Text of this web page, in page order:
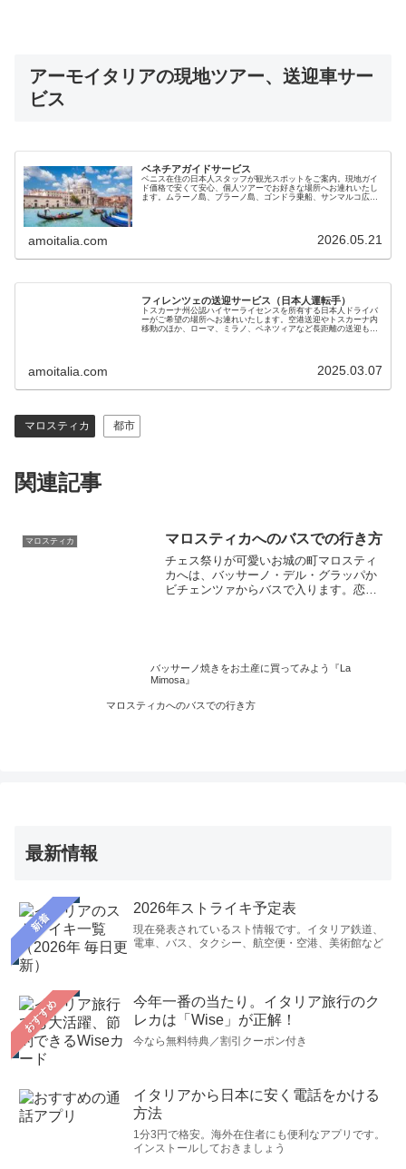
アーモイタリアの現地ツアー、送迎車サー
ビス
ベネチアガイドサービス
ベニス在住の日本人スタッフが観光スポットをご案内。現地ガイ
ド価格で安くて安心、個人ツアーでお好きな場所へお連れいたし
ます。ムラーノ島、ブラーノ島、ゴンドラ乗船、サンマルコ広
amoitalia.com 2026.05.21
フィレンツェの送迎サービス（日本人運転手）
トスカーナ州公認ハイヤーライセンスを所有する日本人ドライバ
ーがご希望の場所へお連れいたします。空港送迎やトスカーナ内
移動のほか、ローマ、ミラノ、ベネツィアなど長距離の送迎も可
amoitalia.com 2025.03.07
マロスティカ 都市
関連記事
マロスティカ マロスティカへのバスでの行き方
チェス祭りが可愛いお城の町マロスティ
カへは、バッサーノ・デル・グラッパか
ビチェンツァからバスで入ります。恋人
バッサーノ焼きをお土産に買ってみよう『La
Mimosa』
マロスティカへのバスでの行き方
最新情報
新着
2026年ストライキ予定表
現在発表されているスト情報です。イタリア鉄道、
電車、バス、タクシー、航空便・空港、美術館など
おすすめ
今年一番の当たり。イタリア旅行のク
レカは「Wise」が正解！
今なら無料特典／割引クーポン付き
イタリアから日本に安く電話をかける
方法
1分3円で格安。海外在住者にも便利なアプリです。
インストールしておきましょう